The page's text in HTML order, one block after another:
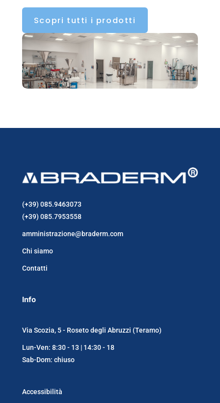
Scopri tutti i prodotti
(+39) 085.9463073
(+39) 085.7953558
amministrazione@braderm.com
Chi siamo
Contatti
Info
Via Scozia, 5 - Roseto degli Abruzzi (Teramo)
Lun-Ven: 8:30 - 13 | 14:30 - 18
Sab-Dom: chiuso
Accessibilità